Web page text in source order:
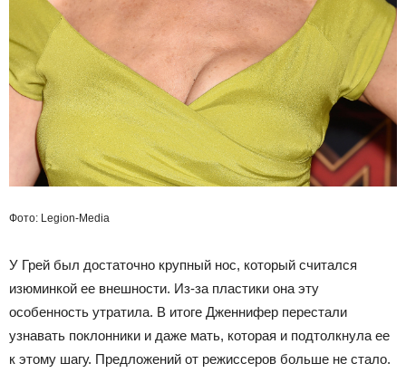
Фото: Legion-Media
У Грей был достаточно крупный нос, который считался
изюминкой ее внешности. Из-за пластики она эту
особенность утратила. В итоге Дженнифер перестали
узнавать поклонники и даже мать, которая и подтолкнула ее
к этому шагу. Предложений от режиссеров больше не стало.